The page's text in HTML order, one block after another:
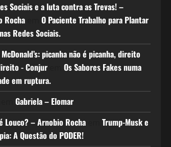
Sociais e a luta contra as Trevas! –
Rochaem O Paciente Trabalho para Plantar
Redes Sociais.
picanha não é picanha, direito
- Conjurem Os Sabores Fakes numa
em ruptura.
Gabriela – Elomar
Louco? – Arnobio Rochaem Trump-Musk e
A Questão do PODER!